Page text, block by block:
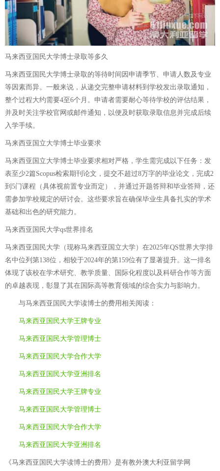
马来西亚国民大学博士录取等多久
马来西亚国民大学博士录取的等待时间因申请季节、申请人数及专业
等因素而异。一般来说，从递交完整申请材料到学校发出录取通知，
整个过程大约需要4至6个月。申请者需要耐心等待学校的评估结果，
并及时关注学校官网或邮件通知，以便及时获取录取信息并完成后续
入学手续。
马来西亚国立大学博士毕业要求
马来西亚国立大学博士毕业要求相对严格，学生需完成以下任务：发
表至少2篇Scopus检索期刊论文，提交不超过8万字的毕业论文，完成2
到5门课程（具体视前置专业而定），并通过开题答辩和毕业答辩，还
需参加学校规定的研讨会。这些要求旨在确保毕业生具备扎实的学术
基础和出色的研究能力。
马来西亚国民大学qs世界排名
马来西亚国民大学（现称马来西亚国立大学）在2025年QS世界大学排
名中位列第138位，相较于2024年的第159位有了显著提升。这一排名
体现了该校在学术研究、教学质量、国际化程度以及科研合作等方面
的卓越表现，彰显了其在国际高等教育领域的综合实力与影响力。
与马来西亚国民大学读博士的费用相关阅读：
马来西亚国民大学王牌专业
马来西亚国民大学管理博士
马来西亚国民大学合作大学
马来西亚国民大学亚洲排名
马来西亚国民大学王牌专业
马来西亚国民大学管理博士
马来西亚国民大学合作大学
马来西亚国民大学亚洲排名
《马来西亚国民大学读博士的费用》是有教外澳大利亚留学网